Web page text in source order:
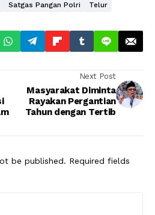
Satgas Pangan Polri Telur
Next Post
Masyarakat Diminta
Rayakan Pergantian
Tahun dengan Tertib
be published. Required fields